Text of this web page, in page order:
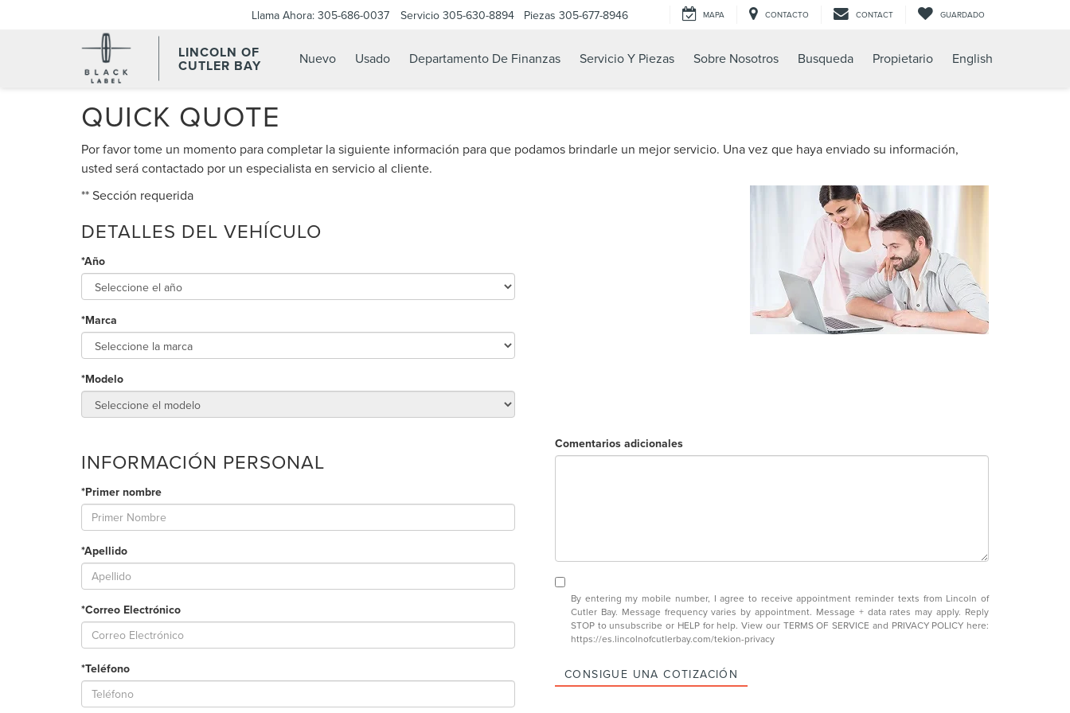
LINCOLN OF
CUTLER BAY
Llama Ahora: 305-686-0037 Servicio 305-630-8894 Piezas 305-677-8946 MAPA CONTACTO CONTACT GUARDADO
Nuevo Usado Departamento De Finanzas Servicio Y Piezas Sobre Nosotros Busqueda Propietario English
QUICK QUOTE
Por favor tome un momento para completar la siguiente información para que podamos brindarle un mejor servicio. Una vez que haya enviado su información,
usted será contactado por un especialista en servicio al cliente.
** Sección requerida
DETALLES DEL VEHÍCULO
*Año
*Marca
*Modelo
INFORMACIÓN PERSONAL
*Primer nombre
*Apellido
*Correo Electrónico
*Teléfono
Comentarios adicionales
By entering my mobile number, I agree to receive appointment reminder texts from Lincoln of
Cutler Bay. Message frequency varies by appointment. Message + data rates may apply. Reply
STOP to unsubscribe or HELP for help. View our TERMS OF SERVICE and PRIVACY POLICY here:
https://es.lincolnofcutlerbay.com/tekion-privacy
CONSIGUE UNA COTIZACIÓN